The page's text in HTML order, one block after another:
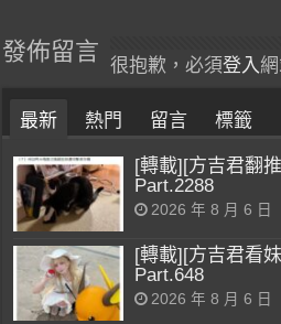
發佈留言
很抱歉，必須登入
最新 熱門 留言 標籤
[轉載][方吉君翻
Part.2288
2026 年 8 月 6 日
[轉載][方吉君看
Part.648
2026 年 8 月 6 日